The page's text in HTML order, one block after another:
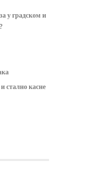
у градском и
стално касне